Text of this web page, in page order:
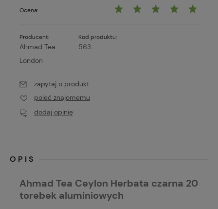
Ocena:
Producent:
Ahmad Tea
London
Kod produktu:
563
zapytaj o produkt
poleć znajomemu
dodaj opinię
OPIS
Ahmad Tea Ceylon Herbata czarna 20
torebek aluminiowych